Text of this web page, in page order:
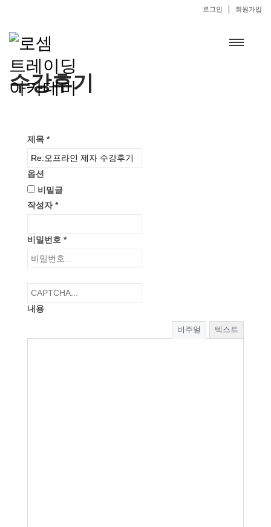
로그인 회원가입
수강후기
제목 *
옵션
비밀글
작성자 *
비밀번호 *
내용
비주얼 텍스트